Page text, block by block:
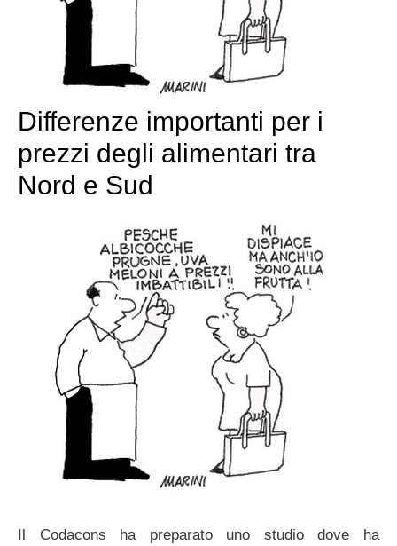
Differenze importanti per i
prezzi degli alimentari tra
Nord e Sud
Il Codacons ha preparato uno studio dove ha